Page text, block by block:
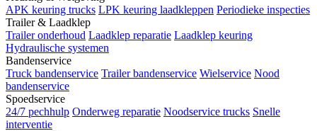
APK keuring trucks LPK keuring laadkleppen Periodieke inspecties
Trailer & Laadklep
Trailer onderhoud Laadklep reparatie Laadklep keuring
Hydraulische systemen
Bandenservice
Truck bandenservice Trailer bandenservice Wielservice Nood
bandenservice
Spoedservice
24/7 pechhulp Onderweg reparatie Noodservice trucks Snelle
interventie